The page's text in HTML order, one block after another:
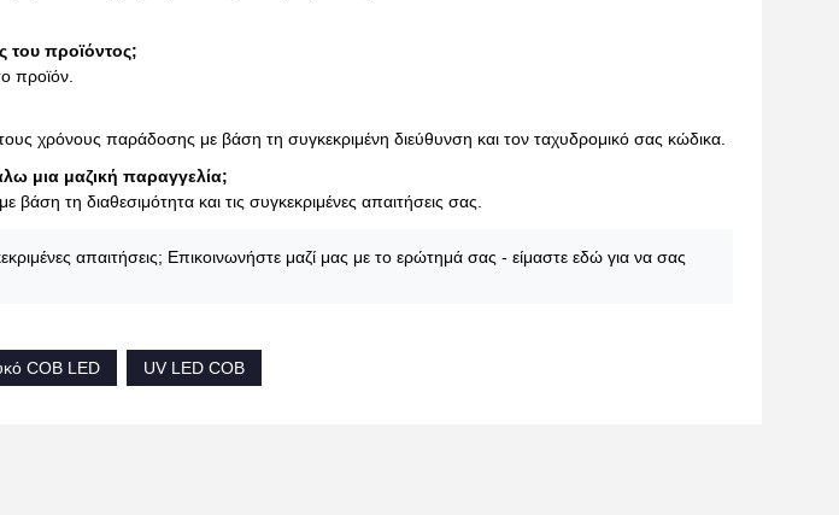
του προϊόντος;
προϊόν.
χρόνους παράδοσης με βάση τη συγκεκριμένη διεύθυνση και τον ταχυδρομικό σας κώδικα.
μια μαζική παραγγελία;
τη διαθεσιμότητα και τις συγκεκριμένες απαιτήσεις σας.
απαιτήσεις; Επικοινωνήστε μαζί μας με το ερώτημά σας - είμαστε εδώ για να σας
COB LED UV LED COB